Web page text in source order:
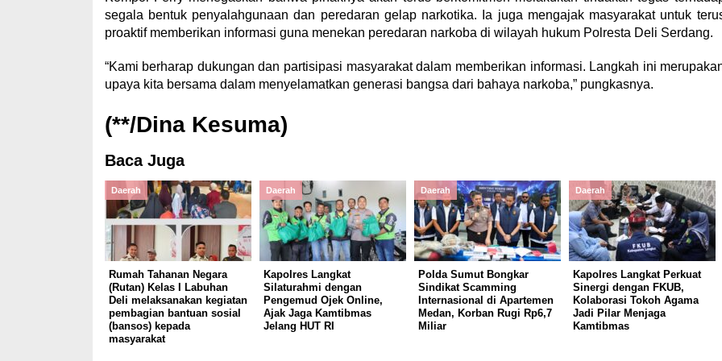
segala bentuk penyalahgunaan dan peredaran gelap narkotika. Ia juga mengajak masyarakat untuk
proaktif memberikan informasi guna menekan peredaran narkoba di wilayah hukum Polresta Deli Serdang.
“Kami berharap dukungan dan partisipasi masyarakat dalam memberikan informasi. Langkah ini
upaya kita bersama dalam menyelamatkan generasi bangsa dari bahaya narkoba,” pungkasnya.
(**/Dina Kesuma)
Baca Juga
Daerah
Rumah Tahanan Negara
(Rutan) Kelas I Labuhan
Deli melaksanakan kegiatan
pembagian bantuan sosial
(bansos) kepada
masyarakat
Daerah
Kapolres Langkat
Silaturahmi dengan
Pengemud Ojek Online,
Ajak Jaga Kamtibmas
Jelang HUT RI
Daerah
Polda Sumut Bongkar
Sindikat Scamming
Internasional di Apartemen
Medan, Korban Rugi Rp6,7
Miliar
Daerah
Kapolres Langkat Perkuat
Sinergi dengan FKUB,
Kolaborasi Tokoh Agama
Jadi Pilar Menjaga
Kamtibmas